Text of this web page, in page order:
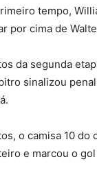
tempo,
por cima de
da segunda
sinalizou
o camisa 10
e marcou o